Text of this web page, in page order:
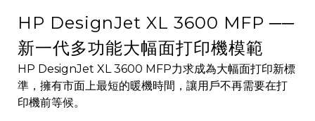
HP DesignJet XL 3600 MFP ──
新一代多功能大幅面打印機模範
HP DesignJet XL 3600 MFP力求成為大幅面打印新標
準，擁有市面上最短的暖機時間，讓用戶不再需要在打
印機前等候。